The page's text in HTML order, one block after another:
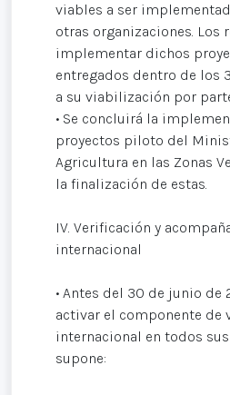
viables a ser
otras organizaciones. Los
implementar dichos
entregados dentro de los
a su viabilización por
• Se concluirá la
proyectos piloto del
Agricultura en las Zonas
la finalización de estas.
IV. Verificación y
internacional
• Antes del 30 de junio de
activar el componente de
internacional en todos
supone: